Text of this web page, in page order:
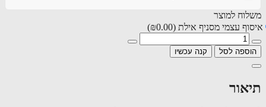
משלוח למוצר
איסוף עצמי מסניף אילת (₪0.00)
הוספה לסל קנה עכשיו
תיאור